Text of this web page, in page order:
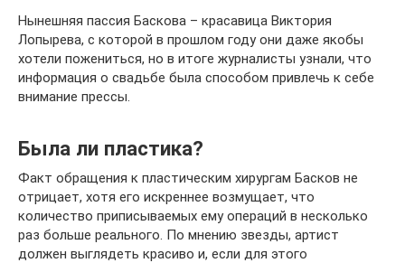
Нынешняя пассия Баскова – красавица Виктория
Лопырева, с которой в прошлом году они даже якобы
хотели пожениться, но в итоге журналисты узнали, что
информация о свадьбе была способом привлечь к себе
внимание прессы.
Была ли пластика?
Факт обращения к пластическим хирургам Басков не
отрицает, хотя его искреннее возмущает, что
количество приписываемых ему операций в несколько
раз больше реального. По мнению звезды, артист
должен выглядеть красиво и, если для этого